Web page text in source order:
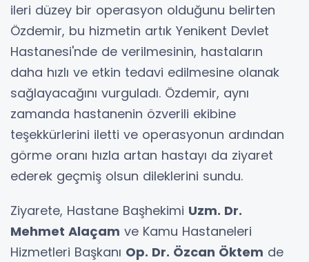
ileri düzey bir operasyon olduğunu belirten
Özdemir, bu hizmetin artık Yenikent Devlet
Hastanesi'nde de verilmesinin, hastaların
daha hızlı ve etkin tedavi edilmesine olanak
sağlayacağını vurguladı. Özdemir, aynı
zamanda hastanenin özverili ekibine
teşekkürlerini iletti ve operasyonun ardından
görme oranı hızla artan hastayı da ziyaret
ederek geçmiş olsun dileklerini sundu.
Ziyarete, Hastane Başhekimi Uzm. Dr.
Mehmet Alaçam ve Kamu Hastaneleri
Hizmetleri Başkanı Op. Dr. Özcan Öktem de